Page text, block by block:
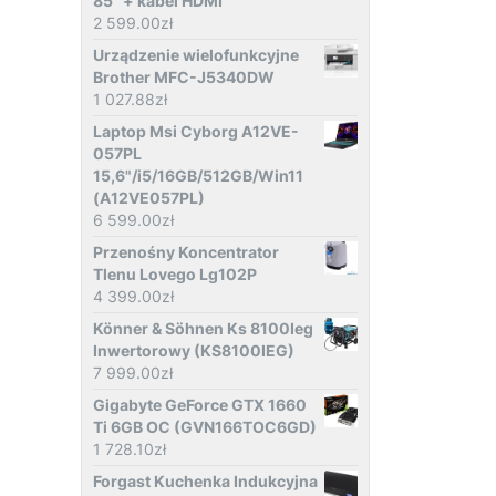
2 599.00zł
Urządzenie wielofunkcyjne
Brother MFC-J5340DW
1 027.88zł
Laptop Msi Cyborg A12VE-
057PL
15,6"/i5/16GB/512GB/Win11
(A12VE057PL)
6 599.00zł
Przenośny Koncentrator
Tlenu Lovego Lg102P
4 399.00zł
Könner & Söhnen Ks 8100Ieg
Inwertorowy (KS8100IEG)
7 999.00zł
Gigabyte GeForce GTX 1660
Ti 6GB OC (GVN166TOC6GD)
1 728.10zł
Forgast Kuchenka Indukcyjna